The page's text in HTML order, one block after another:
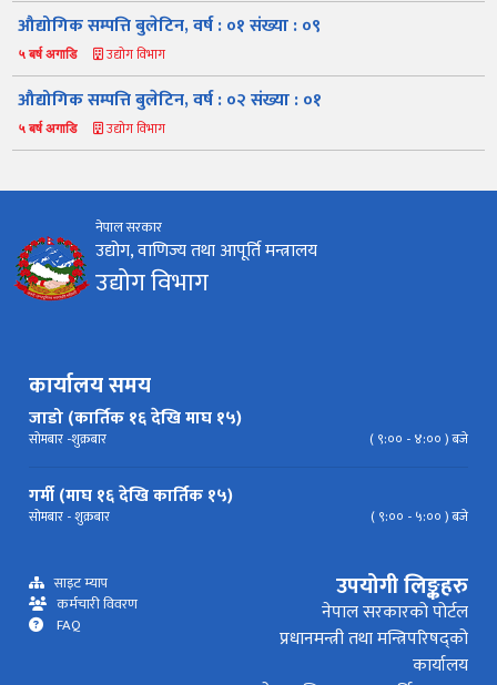
औद्योगिक सम्पत्ति बुलेटिन, वर्ष : ०१ संख्या : ०९
५ बर्ष अगाडि उद्योग विभाग
औद्योगिक सम्पत्ति बुलेटिन, वर्ष : ०२ संख्या : ०१
५ बर्ष अगाडि उद्योग विभाग
सूचना
मापदण्ड
नेपाल सरकार
उद्योग, वाणिज्य तथा आपूर्ति मन्त्रालय
उद्योग विभाग
कार्यालय समय
जाडो (कार्तिक १६ देखि माघ १५)
सोमबार -शुक्रबार ( ९:०० - ४:०० ) बजे
गर्मी (माघ १६ देखि कार्तिक १५)
सोमबार - शुक्रबार ( ९:०० - ५:०० ) बजे
साइट म्याप
कर्मचारी विवरण
FAQ
उपयोगी लिङ्कहरु
नेपाल सरकारको पोर्टल
प्रधानमन्त्री तथा मन्त्रिपरिषद्को
कार्यालय